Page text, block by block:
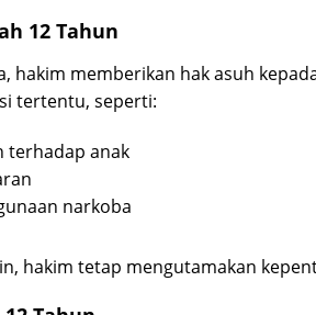
12 Tahun
hakim memberikan hak asuh
tertentu, seperti:
terhadap anak
narkoba
hakim tetap mengutamakan